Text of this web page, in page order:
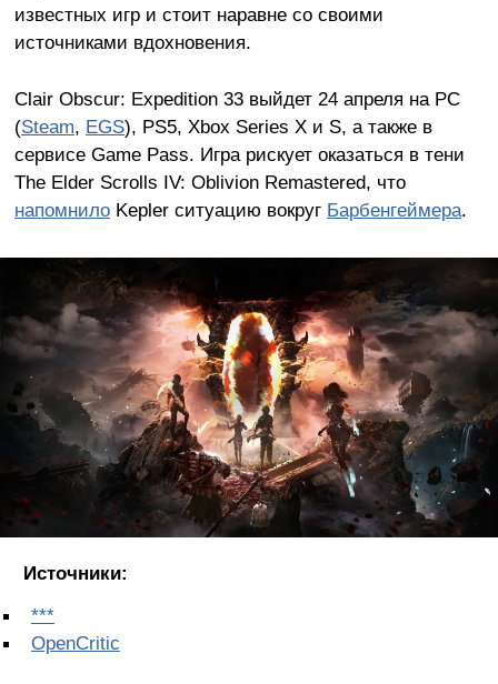
известных игр и стоит наравне со своими
источниками вдохновения.
Clair Obscur: Expedition 33 выйдет 24 апреля на PC
(Steam, EGS), PS5, Xbox Series X и S, а также в
сервисе Game Pass. Игра рискует оказаться в тени
The Elder Scrolls IV: Oblivion Remastered, что
напомнилоKepler ситуацию вокруг Барбенгеймера.
Источники:
***
OpenCritic